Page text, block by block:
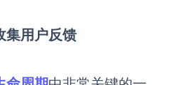
集用户反馈